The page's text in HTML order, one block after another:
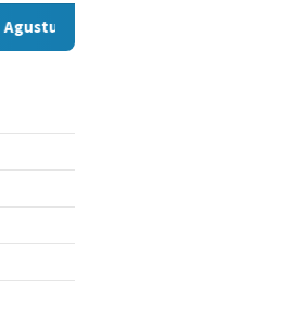
2026
Satya Calon Tunggal